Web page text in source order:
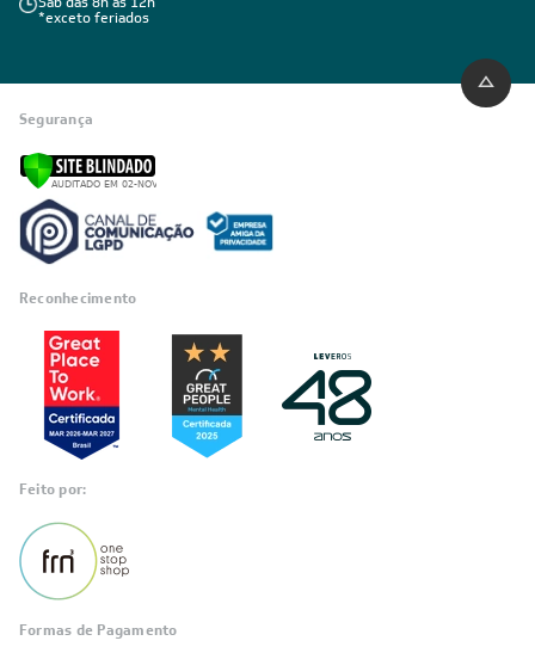
*exceto feriados
Segurança
Reconhecimento
Feito por:
Formas de Pagamento